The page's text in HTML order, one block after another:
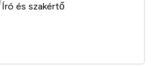
Író és szakértő